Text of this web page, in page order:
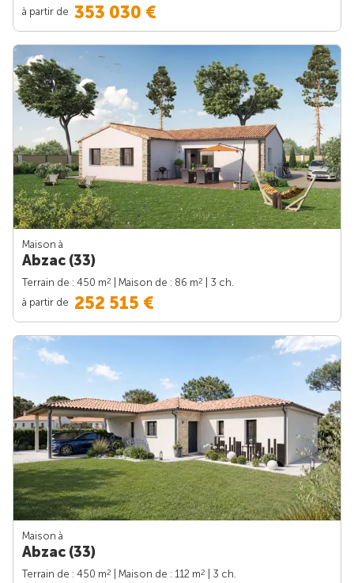
à partir de 353 030 €
Maison à
Abzac (33)
Terrain de : 450 m2 | Maison de : 86 m2
| 3 ch.
à partir de 252 515 €
Maison à
Abzac (33)
Terrain de : 450 m2 | Maison de : 112 m2
| 3 ch.